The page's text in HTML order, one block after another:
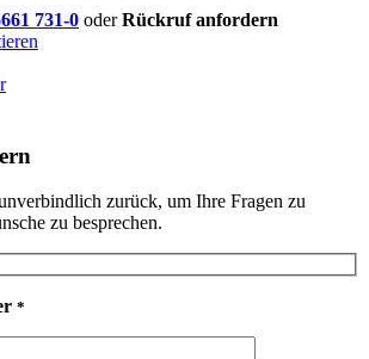
731-0 oderRückruf anfordern
zurück, um Ihre Fragen zu
zu besprechen.
*